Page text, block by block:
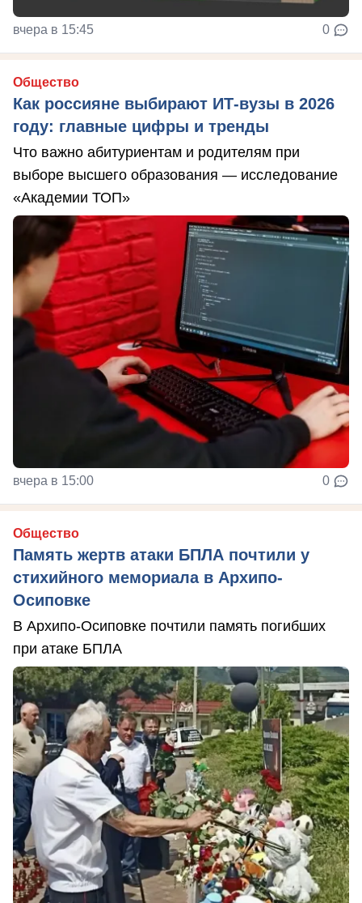
вчера в 15:45 0
Общество
Как россияне выбирают ИТ-вузы в 2026
году: главные цифры и тренды
Что важно абитуриентам и родителям при
выборе высшего образования — исследование
«Академии ТОП»
вчера в 15:00 0
Общество
Память жертв атаки БПЛА почтили у
стихийного мемориала в Архипо-
Осиповке
В Архипо-Осиповке почтили память погибших
при атаке БПЛА